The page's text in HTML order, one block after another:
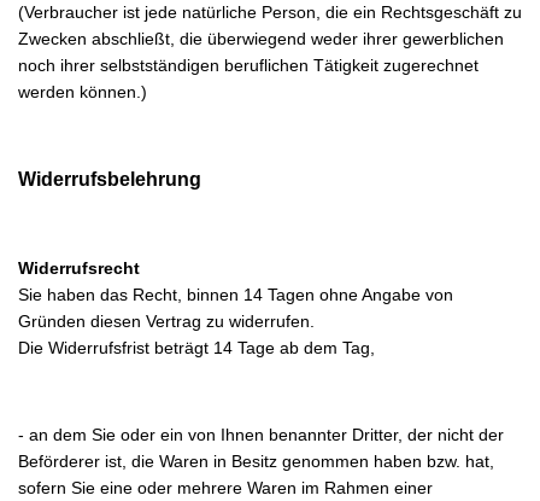
(Verbraucher ist jede natürliche Person, die ein Rechtsgeschäft zu
Zwecken abschließt, die überwiegend weder ihrer gewerblichen
noch ihrer selbstständigen beruflichen Tätigkeit zugerechnet
werden können.)
Widerrufsbelehrung
Widerrufsrecht
Sie haben das Recht, binnen 14 Tagen ohne Angabe von
Gründen diesen Vertrag zu widerrufen.
Die Widerrufsfrist beträgt 14 Tage ab dem Tag,
- an dem Sie oder ein von Ihnen benannter Dritter, der nicht der
Beförderer ist, die Waren in Besitz genommen haben bzw. hat,
sofern Sie eine oder mehrere Waren im Rahmen einer